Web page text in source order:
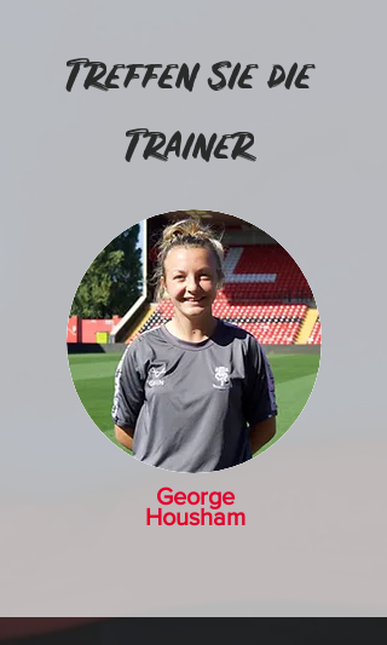
Treffen Sie die
Trainer
George
Housham